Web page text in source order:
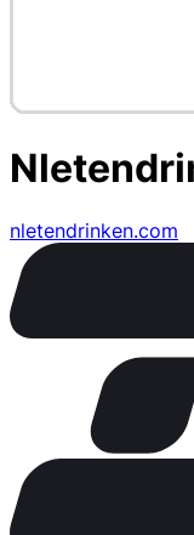
nletendrinken.com